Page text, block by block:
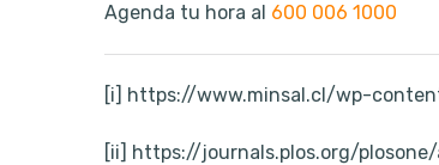
Agenda tu hora al 600 006 1000
[i] https://www.minsal.cl/wp-content/
[ii] https://journals.plos.org/